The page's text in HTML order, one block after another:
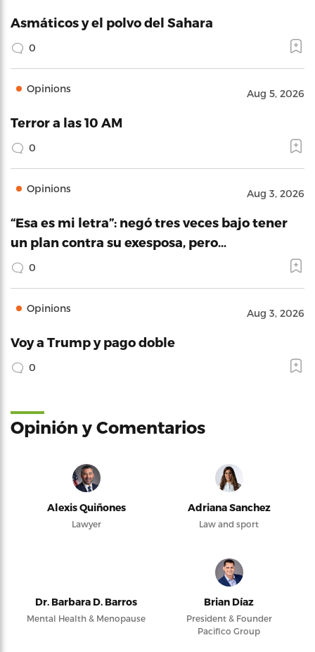
Asmáticos y el polvo del Sahara
0
Opinions Aug 5, 2026
Terror a las 10 AM
0
Opinions Aug 3, 2026
“Esa es mi letra”: negó tres veces bajo tener
un plan contra su exesposa, pero…
0
Opinions Aug 3, 2026
Voy a Trump y pago doble
0
Opinión y Comentarios
Alexis Quiñones
Lawyer
Adriana Sanchez
Law and sport
Dr. Barbara D. Barros
Mental Health & Menopause
Brian Díaz
President & Founder
Pacifico Group